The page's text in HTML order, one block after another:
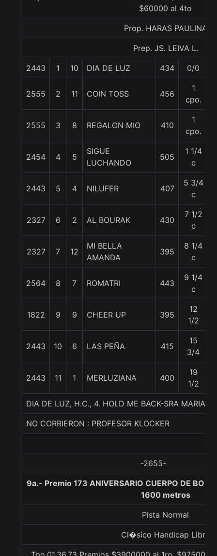
$60000 al 4to
Prop. HARAS PAULINA
Prep. JS. LEIVA L.
2443 1 10 DIA DE LUZ 434 0/0
2555 2 11 COIN TOSS 456
1
cpo.
2555 3 8 REGALON MIO 410
1
cpo.
2454 4 5
SIGUE
LUCHANDO
505
1 1/4
c
2443 5 4 NILUFER 407
5 3/4
c
2327 6 2 AL BOURAK 430
7 1/2
c
2327 7 12
MI BELLA
AMANDA
395
8 1/4
c
2564 8 7 ROMATRI 443
9 1/4
c
1822 9 9 CHEER UP 395
12
1/2
2443 10 6 LAS PEÑA 415
15
3/4
2443 11 1 MERLUZIANA 400
19
1/2
DIA DE LUZ, H.C., 4. HOLD ME BACK-SRA MARIA
NO CORRIERON : PROFESOR KLOCKER
-2655-
9a.- Premio 173 ANIVERSARIO CUERPO DE
1600 metros
Pista Normal
Cl�sico Handicap Libre